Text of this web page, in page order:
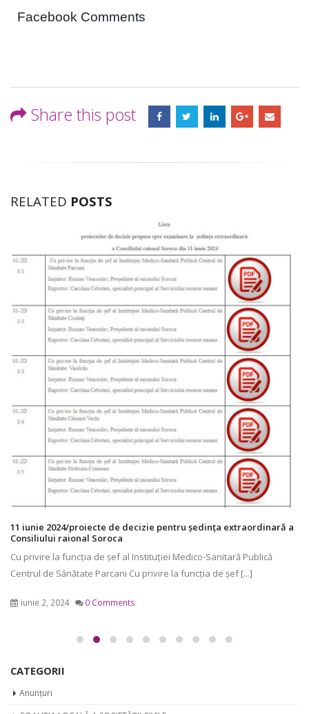
Facebook Comments
Share this post
RELATED POSTS
11 iunie 2024/proiecte de decizie pentru ședința extraordinară a
Consiliului raional Soroca
Cu privire la funcția de șef al Instituției Medico-Sanitară Publică
Centrul de Sănătate Parcani Cu privire la funcția de șef [...]
iunie 2, 2024 0 Comments
CATEGORII
Anunțuri